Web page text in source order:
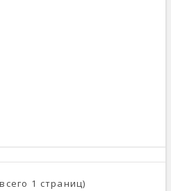
1 страниц)